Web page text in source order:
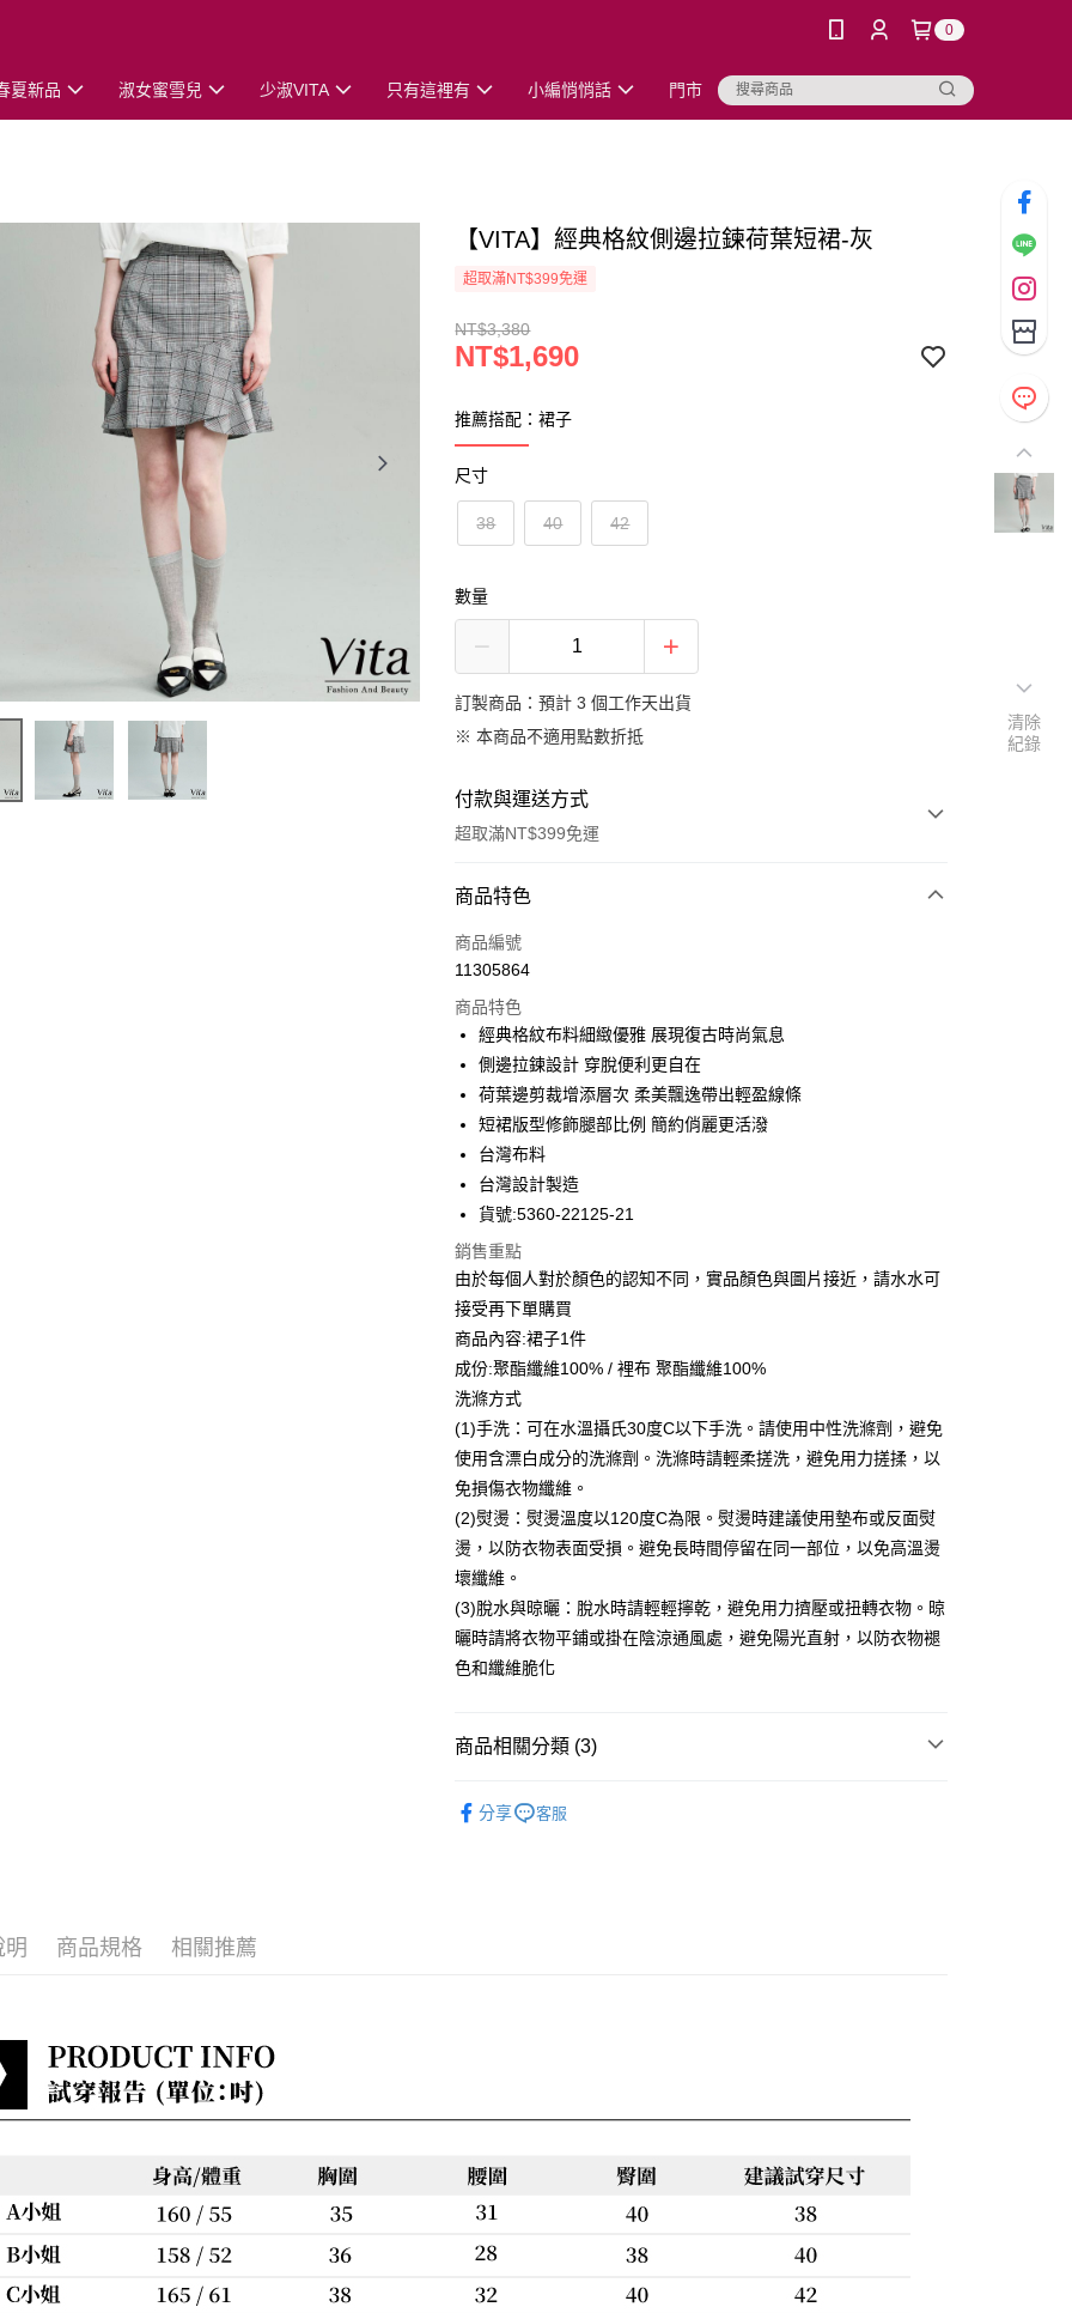
0
夏新品 淑女蜜雪兒 少淑VITA 只有這裡有 小編悄悄話 門市
【VITA】經典格紋側邊拉鍊荷葉短裙-灰
超取滿NT$399免運
NT$3,380
NT$1,690
推薦搭配：裙子
尺寸
38 40 42
數量
訂製商品：預計 3 個工作天出貨
※ 本商品不適用點數折抵
付款與運送方式
超取滿NT$399免運
付款方式
信用卡一次付款
3 期 0 利率 每期 NT$563
合作金庫商業銀行
華南商業銀行
彰化商業銀行
國泰世華商業銀行
兆豐國際商業銀行
臺灣中小企業銀行
匯豐（台灣）商業銀行
聯邦商業銀行
玉山商業銀行
台新國際商業銀行
中國信託商業銀行
台灣樂天信用卡公司
LINE Pay
街口支付
全盈+PAY
ATM付款
貨到付款
運送方式
付款後全家取貨
每筆NT$80，滿NT$399(含以上)免運費
付款後7-11取貨
每筆NT$80，滿NT$888(含以上)免運費
宅配到府
每筆NT$80，滿NT$888(含以上)免運費
商品特色
商品編號
11305864
商品特色
經典格紋布料細緻優雅 展現復古時尚氣息
側邊拉鍊設計 穿脫便利更自在
荷葉邊剪裁增添層次 柔美飄逸帶出輕盈線條
短裙版型修飾腿部比例 簡約俏麗更活潑
台灣布料
台灣設計製造
貨號:5360-22125-21
銷售重點
由於每個人對於顏色的認知不同，實品顏色與圖片接近，請水水可
接受再下單購買
商品內容:裙子1件
成份:聚酯纖維100% / 裡布 聚酯纖維100%
洗滌方式
(1)手洗：可在水溫攝氏30度C以下手洗。請使用中性洗滌劑，避免
使用含漂白成分的洗滌劑。洗滌時請輕柔搓洗，避免用力搓揉，以
免損傷衣物纖維。
(2)熨燙：熨燙溫度以120度C為限。熨燙時建議使用墊布或反面熨
燙，以防衣物表面受損。避免長時間停留在同一部位，以免高溫燙
壞纖維。
(3)脫水與晾曬：脫水時請輕輕擰乾，避免用力擠壓或扭轉衣物。晾
曬時請將衣物平鋪或掛在陰涼通風處，避免陽光直射，以防衣物褪
色和纖維脆化
商品相關分類 (3)
分享 客服
明 商品規格 相關推薦
清除
紀錄